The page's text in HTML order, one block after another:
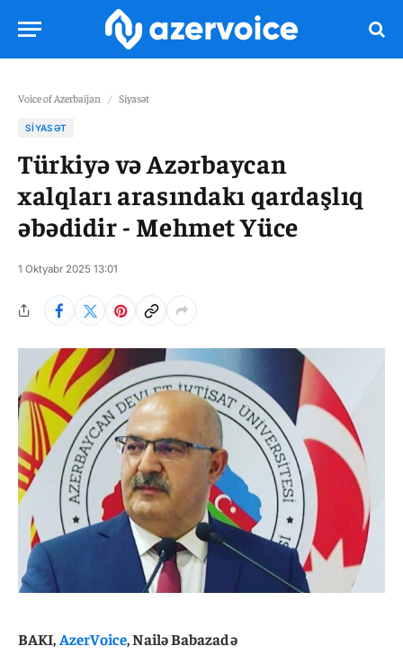
Voice of Azerbaijan / Siyasət
SIYASƏT
Türkiyə və Azərbaycan
xalqları arasındakı qardaşlıq
əbədidir - Mehmet Yüce
1 Oktyabr 2025 13:01
BAKI,AzerVoice, Nailə Babazadə